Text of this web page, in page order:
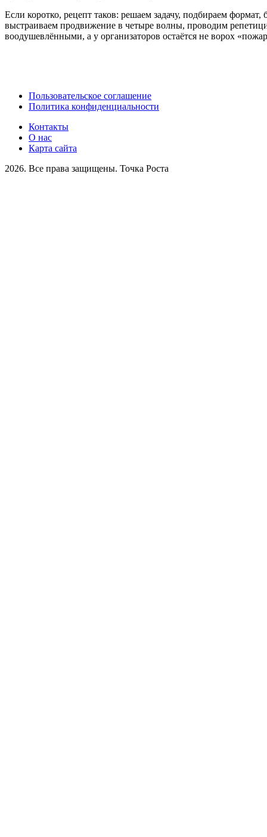
Если коротко, рецепт таков: решаем задачу, подбираем
выстраиваем продвижение в четыре волны, проводим
воодушевлёнными, а у организаторов остаётся не ворох
Пользовательское соглашение
Политика конфиденциальности
Контакты
О нас
Карта сайта
2026. Все права защищены. Точка Роста